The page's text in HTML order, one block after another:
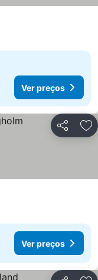
Ver preços
Partilhar
Ver preços